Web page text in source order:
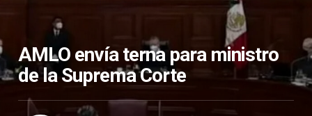
AMLO envía terna para ministro
de la Suprema Corte